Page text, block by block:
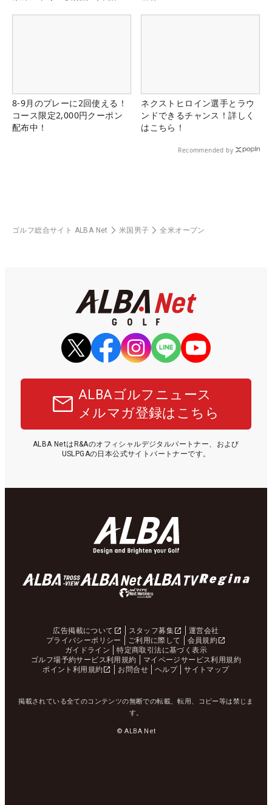
8-9月のプレーに2回使える！
コース限定2,000円クーポン
配布中！
ネクストヒロイン選手とラウ
ンドできるチャンス！詳しく
はこちら！
Recommended by
ゴルフ総合サイト ALBA Net 米国男子 全米オープン
ALBAゴルフニュース
メルマガ登録はこちら
ALBA NetはR&Aのオフィシャルデジタルパートナー、および
USLPGAの日本公式サイトパートナーです。
広告掲載について スタッフ募集
運営会社
プライバシーポリシー
ご利用に際して
会員規約
ガイドライン
特定商取引法に基づく表示
ゴルフ場予約サービス利用規約
マイページサービス利用規約
ポイント利用規約
お問合せ ヘルプ サイトマップ
掲載されている全てのコンテンツの無断での転載、転用、コピー等は禁じま
す。
© ALBA Net